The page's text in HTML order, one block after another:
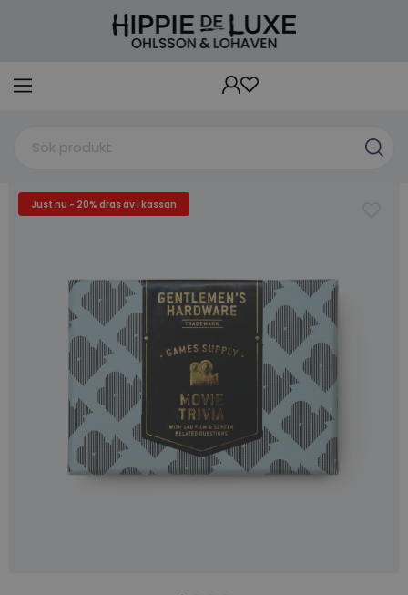
Just nu - 20% dras av i kassan